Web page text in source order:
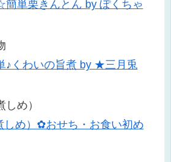
単栗きんとん by ぽくちゃ
♪くわいの旨煮 by ★三月兎
め）
め）✿おせち・お食い初め